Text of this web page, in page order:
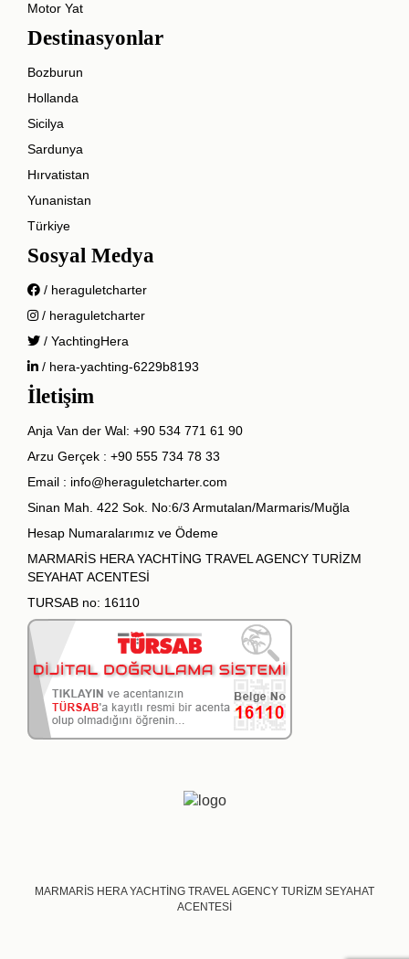
Motor Yat
Destinasyonlar
Bozburun
Hollanda
Sicilya
Sardunya
Hırvatistan
Yunanistan
Türkiye
Sosyal Medya
/ heraguletcharter
/ heraguletcharter
/ YachtingHera
/ hera-yachting-6229b8193
İletişim
Anja Van der Wal: +90 534 771 61 90
Arzu Gerçek : +90 555 734 78 33
Email : info@heraguletcharter.com
Sinan Mah. 422 Sok. No:6/3 Armutalan/Marmaris/Muğla
Hesap Numaralarımız ve Ödeme
MARMARİS HERA YACHTİNG TRAVEL AGENCY TURİZM
SEYAHAT ACENTESİ
TURSAB no: 16110
MARMARİS HERA YACHTİNG TRAVEL AGENCY TURİZM SEYAHAT
ACENTESİ